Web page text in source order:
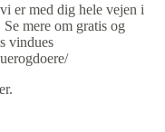
er med dig hele vejen i
mere om gratis og
vindues